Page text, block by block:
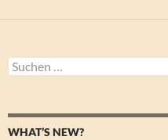
Suchen
nach:
WHAT’S NEW?